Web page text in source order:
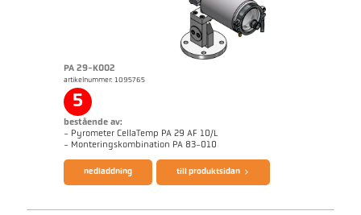
PA 29-K002
artikelnummer: 1095765
5
bestående av:
- Pyrometer CellaTemp PA 29 AF 10/L
- Monteringskombination PA 83-010
broschyr CellaTemp PA Questionnaire Radiation Pyrometers
nedladdning till produktsidan